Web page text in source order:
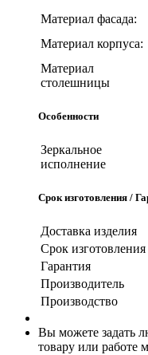
Материал фасада:
Материал корпуса:
Материал
столешницы
Особенности
Зеркальное
исполнение
Срок изготовления /
Доставка изделия
Срок
Гарантия
Производитель
Производство
Вы можете задать
товару или работе